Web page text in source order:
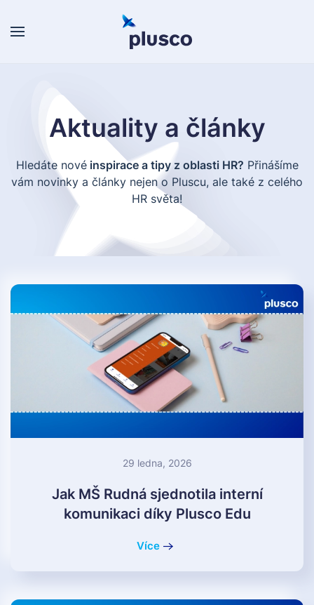
Skip to main content
Aktuality a články
Hledáte novéinspirace a tipy z oblasti HR? Přinášíme
vám novinky a články nejen o Pluscu, ale také z celého
HR světa!
29 ledna, 2026
Jak MŠ Rudná sjednotila interní
komunikaci díky Plusco Edu
Více